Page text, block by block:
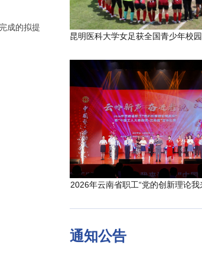
成的拟提
2026年云南省职工“党的创新理论我
通知公告